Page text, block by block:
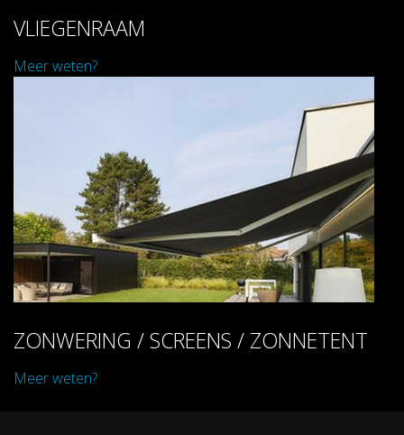
VLIEGENRAAM
Meer weten?
ZONWERING / SCREENS / ZONNETENT
Meer weten?